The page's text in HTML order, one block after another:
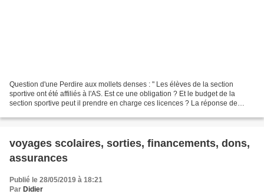
Question d'une Perdire aux mollets denses : " Les élèves de la section
sportive ont été affiliés à l'AS. Est ce une obligation ? Et le budget de la
section sportive peut il prendre en charge ces licences ? La réponse de
voyages scolaires, sorties, financements, dons,
assurances
Publié le 28/05/2019 à 18:21
Par Didier